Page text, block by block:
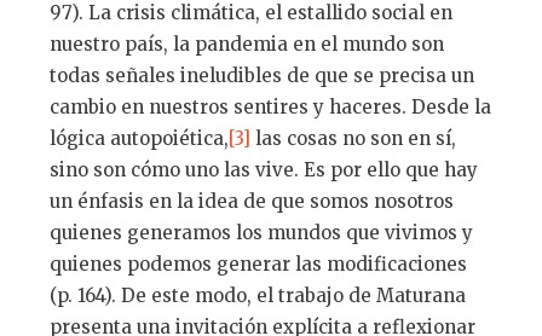
97). La crisis climática, el estallido social en
nuestro país, la pandemia en el mundo son
todas señales ineludibles de que se precisa un
cambio en nuestros sentires y haceres. Desde la
lógica autopoiética, [3] las cosas no son en sí,
sino son cómo uno las vive. Es por ello que hay
un énfasis en la idea de que somos nosotros
quienes generamos los mundos que vivimos y
quienes podemos generar las modificaciones
(p. 164). De este modo, el trabajo de Maturana
presenta una invitación explícita a reflexionar